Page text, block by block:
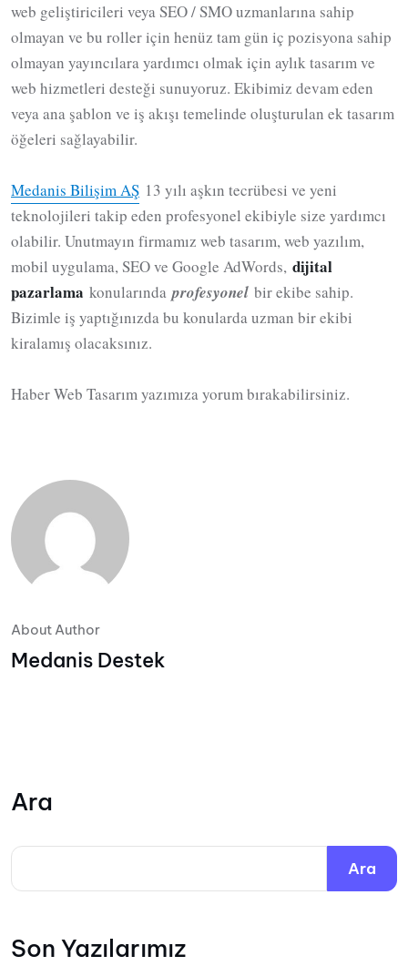
web geliştiricileri veya SEO / SMO uzmanlarına sahip
olmayan ve bu roller için henüz tam gün iç pozisyona sahip
olmayan yayıncılara yardımcı olmak için aylık tasarım ve
web hizmetleri desteği sunuyoruz. Ekibimiz devam eden
veya ana şablon ve iş akışı temelinde oluşturulan ek tasarım
öğeleri sağlayabilir.
Medanis Bilişim AŞ 13 yılı aşkın tecrübesi ve yeni
teknolojileri takip eden profesyonel ekibiyle size yardımcı
olabilir. Unutmayın firmamız web tasarım, web yazılım,
mobil uygulama, SEO ve Google AdWords, dijital
pazarlama konularındaprofesyonel bir ekibe sahip.
Bizimle iş yaptığınızda bu konularda uzman bir ekibi
kiralamış olacaksınız.
Haber Web Tasarım yazımıza yorum bırakabilirsiniz.
About Author
Medanis Destek
Ara
Ara
Son Yazılarımız